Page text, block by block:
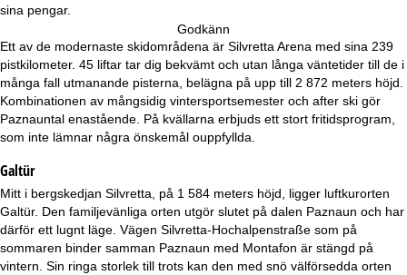
Godkänn
d
a
sina pengar.
Ett av de modernaste skidområdena är Silvretta Arena med sina 239
pistkilometer. 45 liftar tar dig bekvämt och utan långa väntetider till de i
många fall utmanande pisterna, belägna på upp till 2 872 meters höjd.
Kombinationen av mångsidig vintersportsemester och after ski gör
Paznauntal enastående. På kvällarna erbjuds ett stort fritidsprogram,
som inte lämnar några önskemål ouppfyllda.
Galtür
Mitt i bergskedjan Silvretta, på 1 584 meters höjd, ligger luftkurorten
Galtür. Den familjevänliga orten utgör slutet på dalen Paznaun och har
därför ett lugnt läge. Vägen Silvretta-Hochalpenstraße som på
sommaren binder samman Paznaun med Montafon är stängd på
vintern. Sin ringa storlek till trots kan den med snö välförsedda orten